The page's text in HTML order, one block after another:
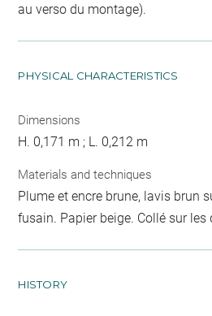
au verso du montage).
PHYSICAL CHARACTERISTICS
Dimensions
H. 0,171 m ; L. 0,212 m
Materials and techniques
Plume et encre brune, lavis brun
fusain. Papier beige. Collé sur les
HISTORY